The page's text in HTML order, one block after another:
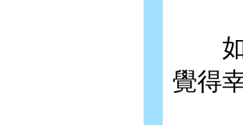
如
覺得